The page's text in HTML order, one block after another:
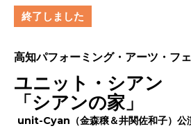
終了しました
高知パフォーミング・アーツ・フ
ユニット・シアン
「シアンの家」
unit-Cyan（金森穣＆井関佐和子）公